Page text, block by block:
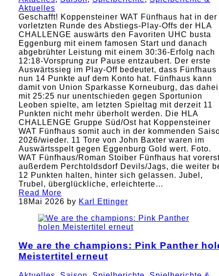
Aktuelles
Geschafft! Koppensteiner WAT Fünfhaus hat in der
vorletzten Runde des Abstiegs-Play-Offs der HLA
CHALLENGE auswärts den Favoriten UHC busta
Eggenburg mit einem famosen Start und danach
abgebrühter Leistung mit einem 30:36-Erfolg nach
12:18-Vorsprung zur Pause entzaubert. Der erste
Auswärtssieg im Play-Off bedeutet, dass Fünfhaus
nun 14 Punkte auf dem Konto hat. Fünfhaus kann
damit von Union Sparkasse Korneuburg, das
mit 25:25 nur unentschieden gegen Sportunion
Leoben spielte, am letzten Spieltag mit derzeit 11
Punkten nicht mehr überholt werden. Die HLA
CHALLENGE Gruppe Süd/Ost hat Koppensteiner
WAT Fünfhaus somit auch in der kommenden
2026/wieder. 11 Tore von John Baxter waren im
Auswärtsspelt gegen Eggenburg Gold wert. Foto.
WAT Fünfhaus/Roman Stoiber Fünfhaus hat
außerdem Perchtoldsdorf Devils/Jags, die weiter
12 Punkten halten, hinter sich gelassen. Jubel,
Trubel, überglückliche, erleichterte…
Read More
18Mai 2026 by Karl Ettinger
We are the champions: Pink Panther
Meistertitel erneut